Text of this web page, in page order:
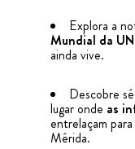
Explora a
Mundial da
ainda vive.
Descobre
lugar onde as
entrelaçam
Mérida.